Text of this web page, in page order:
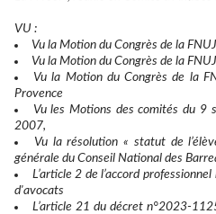
VU :
Vu la Motion du Congrès de la
Vu la Motion du Congrès de la
Vu la Motion du Congrès de la
Provence
Vu les Motions des comités du
2007,
Vu la résolution « statut de
générale du Conseil National des
L’article 2 de l’accord
d'avocats
L’article 21 du décret n°2023-